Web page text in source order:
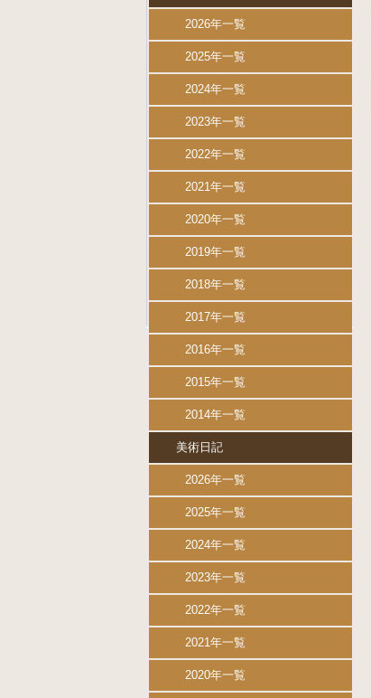
2026年一覧
2025年一覧
2024年一覧
2023年一覧
2022年一覧
2021年一覧
2020年一覧
2019年一覧
2018年一覧
2017年一覧
2016年一覧
2015年一覧
2014年一覧
美術日記
2026年一覧
2025年一覧
2024年一覧
2023年一覧
2022年一覧
2021年一覧
2020年一覧